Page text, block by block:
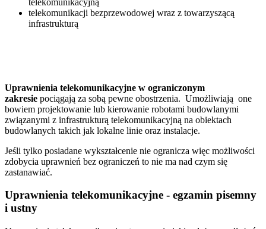
telekomunikacji bezprzewodowej wraz z towarzyszącą
infrastrukturą
Uprawnienia telekomunikacyjne w ograniczonym
zakresie pociągają za sobą pewne obostrzenia. Umożliwiają one
bowiem projektowanie lub kierowanie robotami budowlanymi
związanymi z infrastrukturą telekomunikacyjną na obiektach
budowlanych takich jak lokalne linie oraz instalacje.
Jeśli tylko posiadane wykształcenie nie ogranicza więc możliwości
zdobycia uprawnień bez ograniczeń to nie ma nad czym się
zastanawiać.
Uprawnienia telekomunikacyjne - egzamin pisemny
i ustny